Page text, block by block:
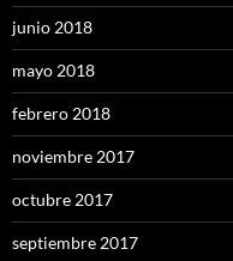
junio 2018
mayo 2018
febrero 2018
noviembre 2017
octubre 2017
septiembre 2017